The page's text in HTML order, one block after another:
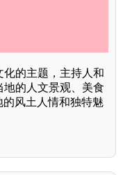
的主题，主持人和
的人文景观、美食
风土人情和独特魅